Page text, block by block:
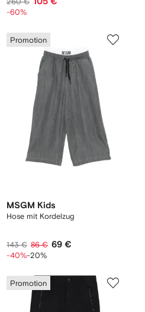
-60%
Promotion
MSGM Kids
Hose mit Kordelzug
143 € 86 € 69 €
-40%-20%
Promotion